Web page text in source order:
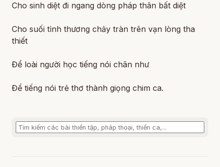
Cho sinh diệt đi ngang dòng pháp thân bất diệt
Cho suối tình thương chảy tràn trên vạn lòng tha
thiết
Để loài người học tiếng nói chân như
Để tiếng nói trẻ thơ thành giọng chim ca.